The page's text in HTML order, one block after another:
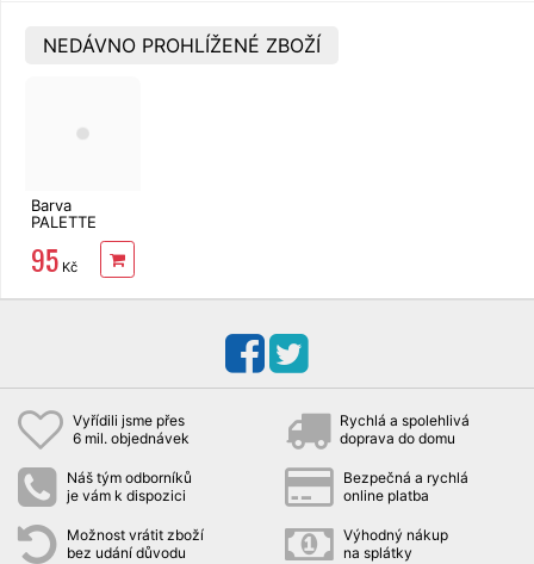
NEDÁVNO PROHLÍŽENÉ ZBOŽÍ
Barva
PALETTE
Deluxe 1-1
modročerný
95 Kč
Vyřídili jsme přes
6 mil. objednávek
Rychlá a spolehlivá
doprava do domu
Náš tým odborníků
je vám k dispozici
Bezpečná a rychlá
online platba
Možnost vrátit zboží
bez udání důvodu
Výhodný nákup
na splátky